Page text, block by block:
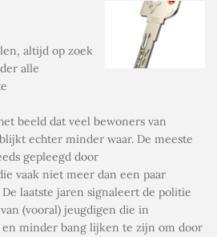
altijd op zoek
alle
veel bewoners van
echter minder waar. De meeste
gepleegd door
vaak niet meer dan een paar
laatste jaren signaleert de politie
(vooral) jeugdigen die in
minder bang lijken te zijn om door